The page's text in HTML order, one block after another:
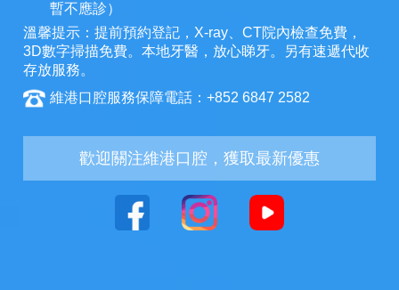
暫不應診）
溫馨提示：提前預約登記，X-ray、CT院內檢查免費，
3D數字掃描免費。本地牙醫，放心睇牙。另有速遞代收
存放服務。
維港口腔服務保障電話：+852 6847 2582
歡迎關注維港口腔，獲取最新優惠